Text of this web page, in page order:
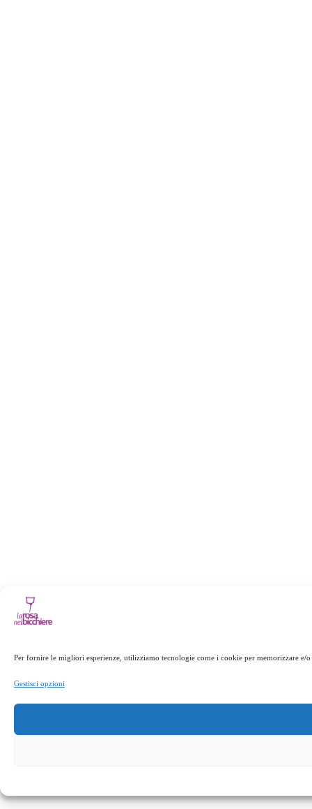
Per fornire le migliori esperienze, utilizziamo tecnologie come i cookie per memorizzare
Gestisci opzioni